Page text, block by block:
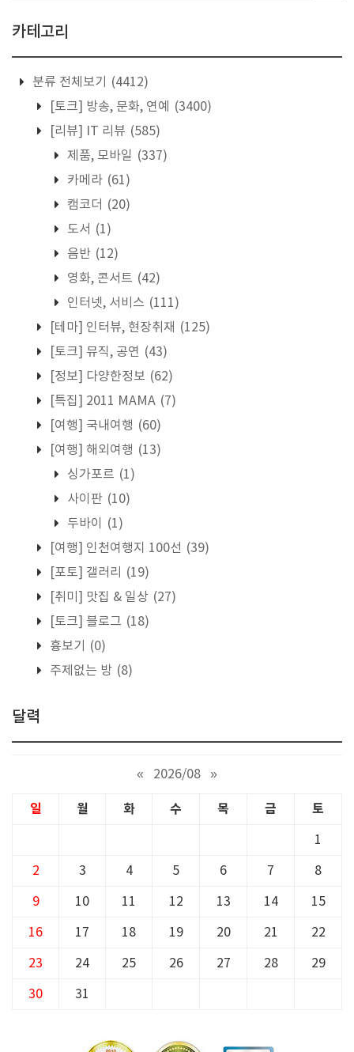
카테고리
분류 전체보기
(4412)
[토크] 방송, 문화, 연예
(3400)
[리뷰] IT 리뷰 (585)
제품, 모바일 (337)
카메라 (61)
캠코더 (20)
도서 (1)
음반 (12)
영화, 콘서트 (42)
인터넷, 서비스 (111)
[테마] 인터뷰, 현장취재 (125)
[토크] 뮤직, 공연 (43)
[정보] 다양한정보 (62)
[특집] 2011 MAMA (7)
[여행] 국내여행 (60)
[여행] 해외여행 (13)
싱가포르 (1)
사이판 (10)
두바이
(1)
[여행] 인천여행지 100선 (39)
[포토] 갤러리
(19)
[취미] 맛집 & 일상 (27)
[토크] 블로그 (18)
흉보기
(0)
주제없는 방 (8)
달력
« 2026/08 »
일 월 화 수 목 금 토
1
2 3 4 5 6 7 8
9 10 11 12 13 14 15
16 17 18 19 20 21 22
23 24 25 26 27 28 29
30 31